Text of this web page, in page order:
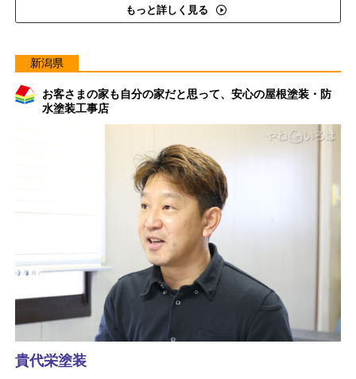
もっと詳しく見る
新潟県
お客さまの家も自分の家だと思って、安心の屋根塗装・防
水塗装工事店
貴代栄塗装